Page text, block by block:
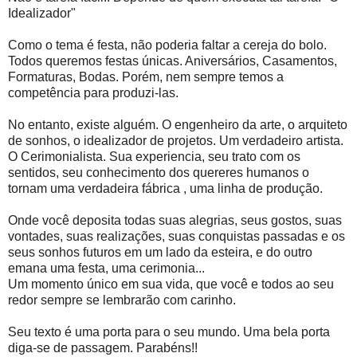
Idealizador"
Como o tema é festa, não poderia faltar a cereja do bolo.
Todos queremos festas únicas. Aniversários, Casamentos,
Formaturas, Bodas. Porém, nem sempre temos a
competência para produzi-las.
No entanto, existe alguém. O engenheiro da arte, o arquiteto
de sonhos, o idealizador de projetos. Um verdadeiro artista.
O Cerimonialista. Sua experiencia, seu trato com os
sentidos, seu conhecimento dos quereres humanos o
tornam uma verdadeira fábrica , uma linha de produção.
Onde você deposita todas suas alegrias, seus gostos, suas
vontades, suas realizações, suas conquistas passadas e os
seus sonhos futuros em um lado da esteira, e do outro
emana uma festa, uma cerimonia...
Um momento único em sua vida, que você e todos ao seu
redor sempre se lembrarão com carinho.
Seu texto é uma porta para o seu mundo. Uma bela porta
diga-se de passagem. Parabéns!!